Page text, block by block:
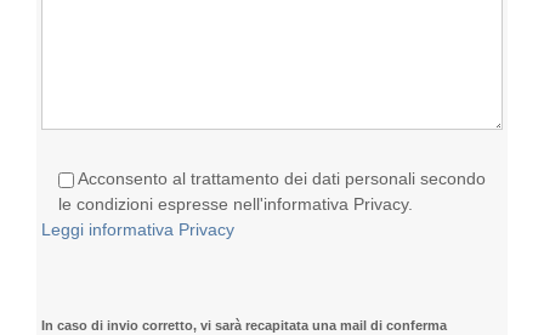
Acconsento al trattamento dei dati personali secondo
le condizioni espresse nell'informativa Privacy.
Leggi informativa Privacy
In caso di invio corretto, vi sarà recapitata una mail di conferma